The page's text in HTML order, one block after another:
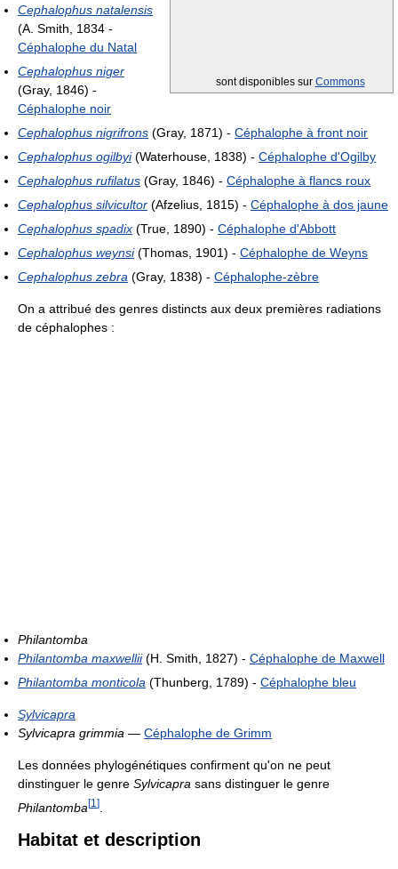
sont disponibles sur Commons
Cephalophus natalensis
(A. Smith, 1834 -
Céphalophe du Natal
Cephalophus niger
(Gray, 1846) -
Céphalophe noir
Cephalophus nigrifrons (Gray, 1871) - Céphalophe à front noir
Cephalophus ogilbyi(Waterhouse, 1838) - Céphalophe d'Ogilby
Cephalophus rufilatus (Gray, 1846) - Céphalophe à flancs roux
Cephalophus silvicultor (Afzelius, 1815) - Céphalophe à dos jaune
Cephalophus spadix (True, 1890) - Céphalophe d'Abbott
Cephalophus weynsi(Thomas, 1901) - Céphalophe de Weyns
Cephalophus zebra (Gray, 1838) - Céphalophe-zèbre
On a attribué des genres distincts aux deux premières radiations
de céphalophes :
Philantomba
Philantomba maxwellii(H. Smith, 1827) - Céphalophe de Maxwell
Philantomba monticola (Thunberg, 1789) - Céphalophe bleu
Sylvicapra
Sylvicapra grimmia — Céphalophe de Grimm
Les données phylogénétiques confirment qu'on ne peut
dinstinguer le genre Sylvicapra sans distinguer le genre
Philantomba[1 ]
Habitat et description